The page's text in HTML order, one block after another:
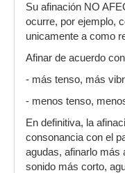
Su afinación NO
ocurre, por ejemplo,
unicamente a como
Afinar de acuerdo
- más tenso, más
- menos tenso,
En definitiva, la
consonancia con el
agudas, afinarlo más
sonido más corto,